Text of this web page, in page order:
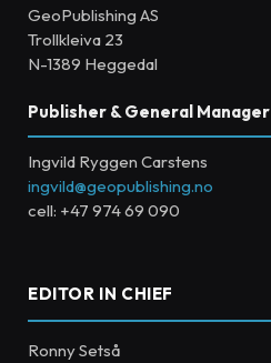
GeoPublishing AS
Trollkleiva 23
N-1389 Heggedal
Publisher & General Manager
Ingvild Ryggen Carstens
ingvild@geopublishing.no
cell: +47 974 69 090
EDITOR IN CHIEF
Ronny Setså